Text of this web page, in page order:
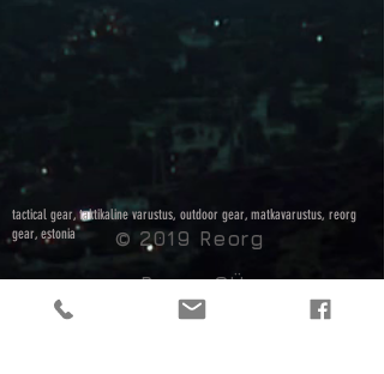
tactical gear, taktikaline varustus, outdoor gear, matkavarustus, reorg
gear, estonia
© 2019 Reorg
Reorg OÜ
12179085